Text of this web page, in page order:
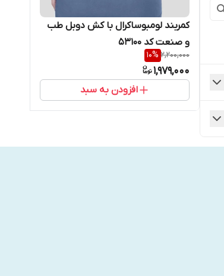
کمربند لومبوساکرال با کش دوبل طب
و صنعت کد 53100
2,200,000
10%
1,979,000
افزودن به سبد